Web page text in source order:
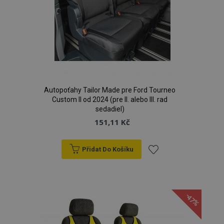
Autopoťahy Tailor Made pre Ford Tourneo
Custom II od 2024 (pre II. alebo III. rad
sedadiel)
151,11 Kč
Přidat Do Košíku
oblíbeným
-47%